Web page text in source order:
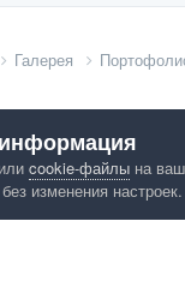
Галерея
cookie-файлы на
изменения настроек.